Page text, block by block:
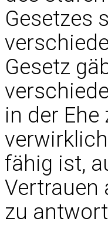
Gesetz
in der
fähig ist,
Vertrauen
zu